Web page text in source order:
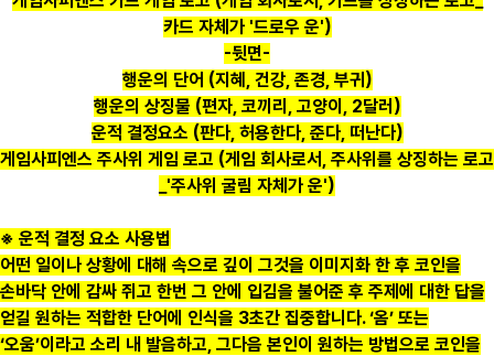
카드 자체가 '드로우 운')
-뒷면-
행운의 단어 (지혜, 건강, 존경, 부귀)
행운의 상징물 (편자, 코끼리, 고양이, 2달러)
운적 결정요소 (판다, 허용한다, 준다, 떠난다)
게임사피엔스 주사위 게임 로고 (게임 회사로서, 주사위를 상징하는 로고
_'주사위 굴림 자체가 운')
※ 운적 결정 요소 사용법
어떤 일이나 상황에 대해 속으로 깊이 그것을 이미지화 한 후 코인을
손바닥 안에 감싸 쥐고 한번 그 안에 입김을 불어준 후 주제에 대한 답을
얻길 원하는 적합한 단어에 인식을 3초간 집중합니다. ‘옴’ 또는
‘오움’이라고 소리 내 발음하고, 그다음 본인이 원하는 방법으로 코인을